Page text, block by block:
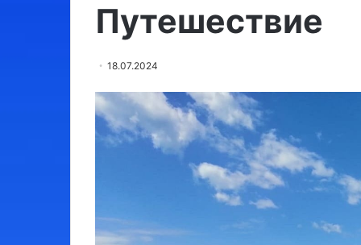
Путешествие
18.07.2024
Израиль: места,